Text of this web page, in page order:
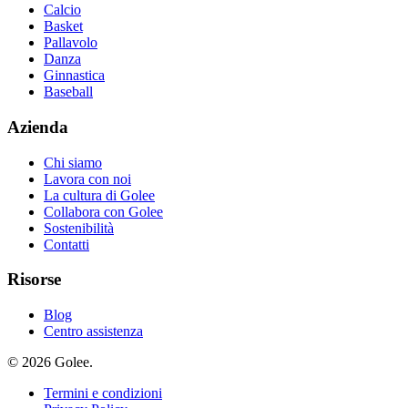
Calcio
Basket
Pallavolo
Danza
Ginnastica
Baseball
Azienda
Chi siamo
Lavora con noi
La cultura di Golee
Collabora con Golee
Sostenibilità
Contatti
Risorse
Blog
Centro assistenza
© 2026 Golee.
Termini e condizioni